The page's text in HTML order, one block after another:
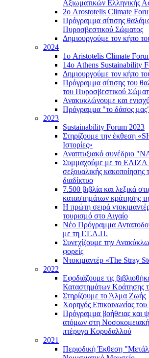
Αξιωματικών Ελληνικής
2ο Arostotelis Climate
Πρόγραμμα σίτισης
Πυροσβεστικού Σώματος
Δημιουργούμε τον κήπο
2024
1ο Aristotelis Climate
14ο Athens Sustainability
Δημιουργούμε τον κήπο
Πρόγραμμα σίτισης του
του Πυροσβεστικού
Ανακυκλώνουμε και
Πρόγραμμα "το δάσος
2023
Sustainability Forum 2023
Στηρίζουμε την έκθεση
Ιστορίες»
Αναπτυξιακό συνέδριο
Συμμαχούμε με το ΕΛΙΖΑ
σεξουαλικής κακοποίησης
διαδίκτυο
7.500 βιβλία και λεξικά
καταστημάτων κράτησης
Η πρώτη σειρά
τουρισμό στο Αιγαίο
Νέο Πρόγραμμα
με τη Γ.Γ.Α.Π.
Συνεχίζουμε την
φορείς
Ντοκιμαντέρ «The Stray
2022
Εφοδιάζουμε τις
Καταστημάτων Κράτησης
Στηρίζουμε το Άλμα Ζωής
Χορηγός Επικοινωνίας
Πρόγραμμα βοήθειας και
ατόμων στη
πτέρυγα Κορυδαλλού
2021
Περιοδική Έκθεση